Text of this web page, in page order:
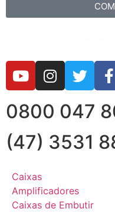
0800 047
(47) 3531
Caixas
Amplificadores
Caixas de Embutir